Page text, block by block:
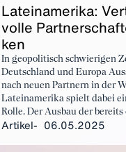
La­tein­ame­ri­ka:
vol­le
ken
In geopolitisch schwierigen
Deutschland und Europa
nach neuen Partnern in der
Lateinamerika spielt dabei
Rolle. Der Ausbau der bereits
wirtschaftlichen
Artikel 06.05.2025